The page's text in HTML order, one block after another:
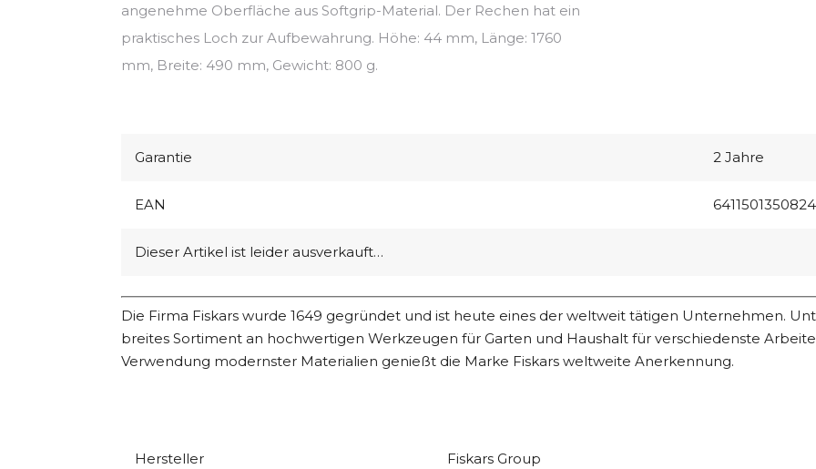
angenehme Oberfläche aus Softgrip-Material. Der Rechen hat ein
praktisches Loch zur Aufbewahrung. Höhe: 44 mm, Länge: 1760
mm, Breite: 490 mm, Gewicht: 800 g.
Garantie 2 Jahre
EAN 6411501350824
Dieser Artikel ist leider ausverkauft…
Die Firma Fiskars wurde 1649 gegründet und ist heute eines der weltweit tätigen Unternehmen.
breites Sortiment an hochwertigen Werkzeugen für Garten und Haushalt für verschiedenste
Verwendung modernster Materialien genießt die Marke Fiskars weltweite Anerkennung.
Hersteller Fiskars Group